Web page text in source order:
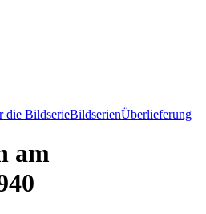
die BildserieBildserienÜberlieferung
am